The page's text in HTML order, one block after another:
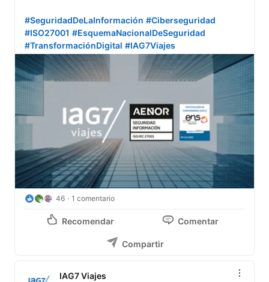
#SeguridadDeLaInformación #Ciberseguridad
#ISO27001 #EsquemaNacionalDeSeguridad
#TransformaciónDigital #IAG7Viajes
46 1 comentario
Recomendar Comentar
Compartir
IAG7 Viajes